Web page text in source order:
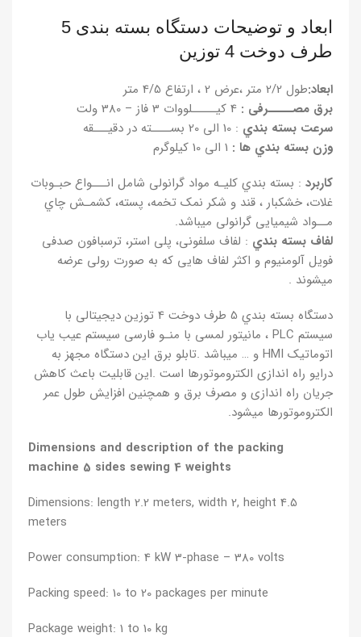
ابعاد و توضیحات دستگاه بسته بندی 5
طرف دوخت 4 توزین
ابعاد:طول 2/2 متر ،عرض 2 ، ارتفاع 4/5 متر
برق مصـــــرفی :
سرعت بسته بندي : 10 الی 20 بســــته در دقیـــقه
وزن بسته بندي ها :
کاربرد : بسته بندي کلیـه مواد گرانولی شامل انـــواع حبـوبات
غلات، خشکبار ، قند و شکر نمک تخمه، پسته، کشمـش چاي
مــواد شیمیایی گرانولی میباشد.
لفاف بسته بندي : لفاف سلفونی، پلی استر، ترسبافون صدفی
فویل آلومنیوم و اکثر لفاف هایی که به صورت رولی عرضه
میشوند .
دستگاه بسته بندي 5 طرف دوخت 4 توزین دیجیتالی با
سیستم PLC ، مانیتور لمسی با منـو فارسی سیستم عیب یاب
اتوماتیک HMI و … میباشد .تابلو برق این دستگاه مجهز به
درایو راه اندازی الکتروموتورها است .این قابلیت باعث کاهش
جریان راه اندازی و مصرف برق و همچنین افزایش طول عمر
الکتروموتورها میشود.
Dimensions and description of the packing
machine 5 sides sewing 4 weights
Dimensions: length 2.2 meters, width 2, height 4.5
meters
Power consumption: 4 kW 3-phase – 380 volts
Packing speed: 10 to 20 packages per minute
Package weight: 1 to 10 kg